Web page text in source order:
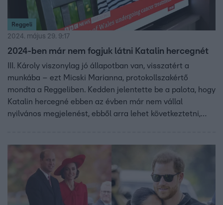
Reggeli
2024. május 29. 9:17
2024-ben már nem fogjuk látni Katalin hercegnét
III. Károly viszonylag jó állapotban van, visszatért a
munkába – ezt Micski Marianna, protokollszakértő
mondta a Reggeliben. Kedden jelentette be a palota, hogy
Katalin hercegné ebben az évben már nem vállal
nyilvános megjelenést, ebből arra lehet következtetni,